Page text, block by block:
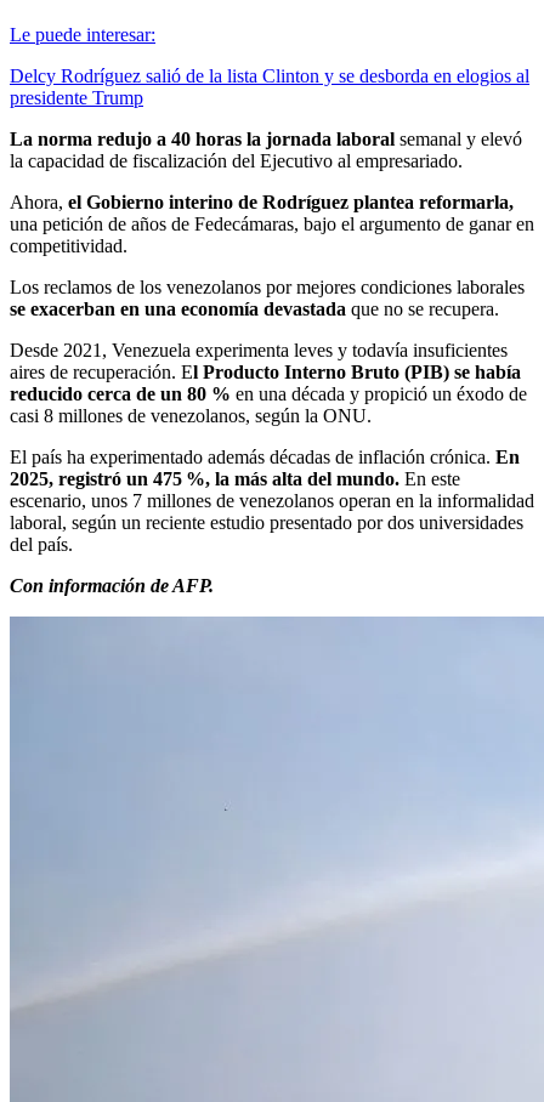
Le puede interesar:
Delcy Rodríguez salió de la lista Clinton y se desborda en elogios al
presidente Trump
La norma redujo a 40 horas la jornada laboral semanal y elevó
la capacidad de fiscalización del Ejecutivo al empresariado.
Ahora, el Gobierno interino de Rodríguez plantea reformarla,
una petición de años de Fedecámaras, bajo el argumento de ganar en
competitividad.
Los reclamos de los venezolanos por mejores condiciones laborales
se exacerban en una economía devastada que no se recupera.
Desde 2021, Venezuela experimenta leves y todavía insuficientes
aires de recuperación. El Producto Interno Bruto (PIB) se había
reducido cerca de un 80 % en una década y propició un éxodo de
casi 8 millones de venezolanos, según la ONU.
El país ha experimentado además décadas de inflación crónica. En
2025, registró un 475 %, la más alta del mundo. En este
escenario, unos 7 millones de venezolanos operan en la informalidad
laboral, según un reciente estudio presentado por dos universidades
del país.
Con información de AFP.